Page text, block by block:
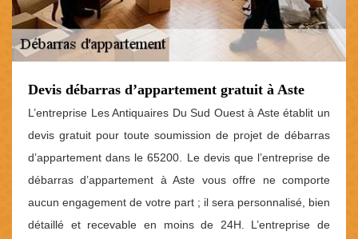
Devis débarras d’appartement gratuit à Aste
L’entreprise Les Antiquaires Du Sud Ouest à Aste établit un
devis gratuit pour toute soumission de projet de débarras
d’appartement dans le 65200. Le devis que l’entreprise de
débarras d’appartement à Aste vous offre ne comporte
aucun engagement de votre part ; il sera personnalisé, bien
détaillé et recevable en moins de 24H. L’entreprise de